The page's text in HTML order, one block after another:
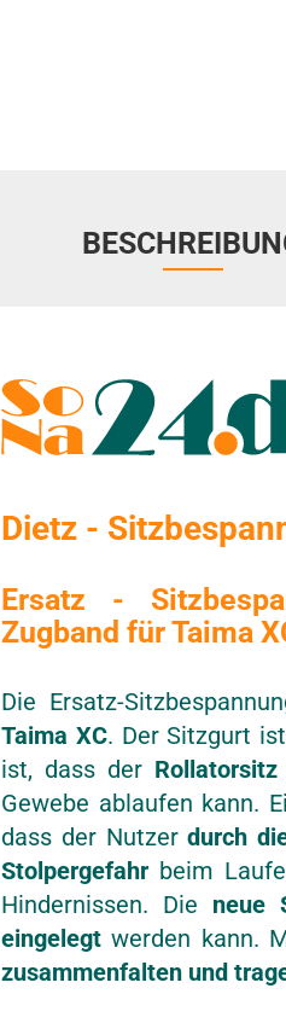
Dietz -
Ersatz -
Zugband für Taima
Die Ersatz-
Taima XC. Der Sitzgurt
ist, dass der
Gewebe ablaufen kann.
dass der Nutzerdurch
Stolpergefahr beim
Hindernissen. Die neue
eingelegt werden kann.
zusammenfalten und